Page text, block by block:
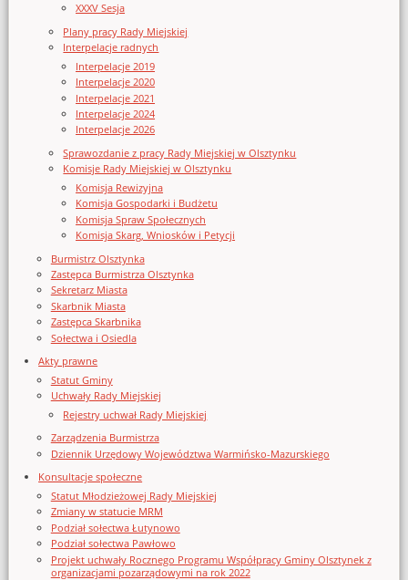
XXXV Sesja
Plany pracy Rady Miejskiej
Interpelacje radnych
Interpelacje 2019
Interpelacje 2020
Interpelacje 2021
Interpelacje 2024
Interpelacje 2026
Sprawozdanie z pracy Rady Miejskiej w Olsztynku
Komisje Rady Miejskiej w Olsztynku
Komisja Rewizyjna
Komisja Gospodarki i Budżetu
Komisja Spraw Społecznych
Komisja Skarg, Wniosków i Petycji
Burmistrz Olsztynka
Zastępca Burmistrza Olsztynka
Sekretarz Miasta
Skarbnik Miasta
Zastępca Skarbnika
Sołectwa i Osiedla
Akty prawne
Statut Gminy
Uchwały Rady Miejskiej
Rejestry uchwał Rady Miejskiej
Zarządzenia Burmistrza
Dziennik Urzędowy Województwa Warmińsko-Mazurskiego
Konsultacje społeczne
Statut Młodzieżowej Rady Miejskiej
Zmiany w statucie MRM
Podział sołectwa Łutynowo
Podział sołectwa Pawłowo
Projekt uchwały Rocznego Programu Współpracy Gminy Olsztynek z
organizacjami pozarządowymi na rok 2022